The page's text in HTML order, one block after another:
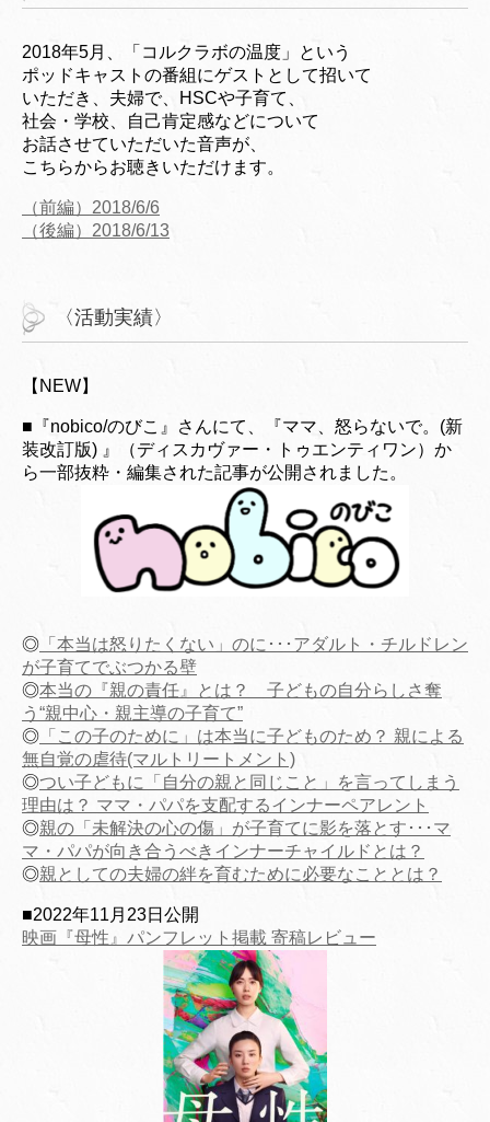
2018年5月、「コルクラボの温度」という
ポッドキャストの番組にゲストとして招いて
いただき、夫婦で、HSCや子育て、
社会・学校、自己肯定感などについて
お話させていただいた音声が、
こちらからお聴きいただけます。
（前編）2018/6/6
（後編）2018/6/13
〈活動実績〉
【NEW】
■『nobico/のびこ』さんにて、『ママ、怒らないで。(新
装改訂版) 』（ディスカヴァー・トゥエンティワン）か
ら一部抜粋・編集された記事が公開されました。
◎ 「本当は怒りたくない」のに･･･アダルト・チルドレン
が子育てでぶつかる壁
◎本当の『親の責任』とは？ 子どもの自分らしさ奪
う“親中心・親主導の子育て”
◎ 「この子のために」は本当に子どものため？ 親による
無自覚の虐待(マルトリートメント)
◎つい子どもに「自分の親と同じこと」を言ってしまう
理由は？ ママ・パパを支配するインナーペアレント
◎親の「未解決の心の傷」が子育てに影を落とす･･･マ
マ・パパが向き合うべきインナーチャイルドとは？
◎親としての夫婦の絆を育むために必要なこととは？
■2022年11月23日公開
映画『母性』パンフレット掲載 寄稿レビュー